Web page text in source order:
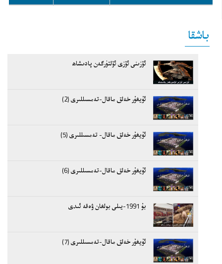
باشقا
ئۆزىنى ئۆزى ئۆلتۈرگەن پادىشاھ
ئۇيغۇر خەلق ماقال-تەمسىللىرى (2)
ئۇيغۇر خەلق ماقال- تەمسىللىرى (5)
ئۇيغۇر خەلق ماقال-تەمسىللىرى (6)
بۇ 1991-يىلى بولغان ۋەقە ئىدى
ئۇيغۇر خەلق ماقال-تەمسىللىرى (7)